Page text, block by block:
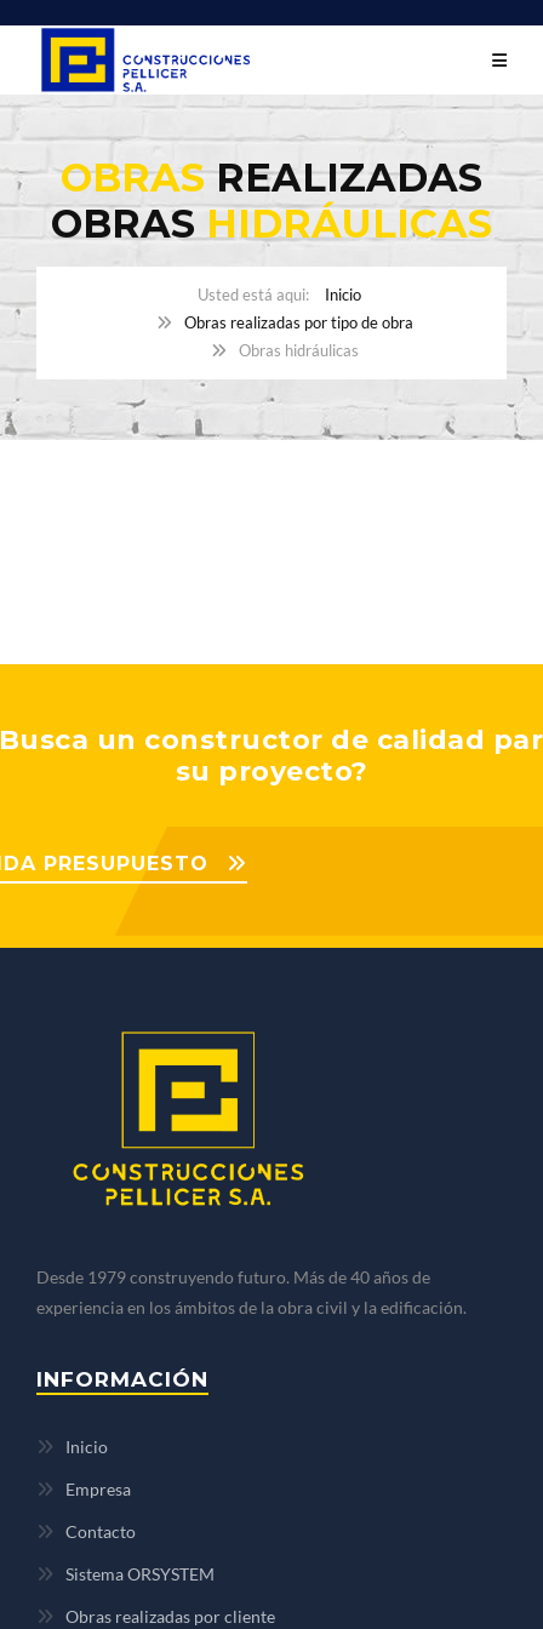
OBRASREALIZADAS
OBRAS HIDRÁULICAS
Inicio
Obras realizadas por tipo de obra
Obras hidráulicas
un constructor de calidad
su proyecto?
PRESUPUESTO
Desde 1979 construyendo futuro. Más de 40 años de
experiencia en los ámbitos de la obra civil y la edificación.
INFORMACIÓN
Inicio
Empresa
Contacto
Sistema ORSYSTEM
Obras realizadas por cliente